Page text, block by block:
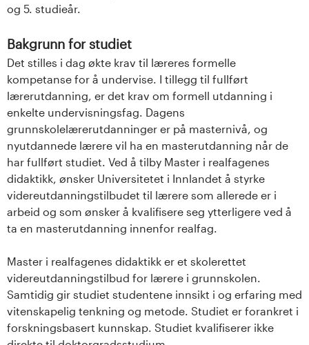
og 5. studieår.
Bakgrunn for studiet
Det stilles i dag økte krav til læreres formelle
kompetanse for å undervise. I tillegg til fullført
lærerutdanning, er det krav om formell utdanning i
enkelte undervisningsfag. Dagens
grunnskolelærerutdanninger er på masternivå, og
nyutdannede lærere vil ha en masterutdanning når de
har fullført studiet. Ved å tilby Master i realfagenes
didaktikk, ønsker Universitetet i Innlandet å styrke
videreutdanningstilbudet til lærere som allerede er i
arbeid og som ønsker å kvalifisere seg ytterligere ved å
ta en masterutdanning innenfor realfag.
Master i realfagenes didaktikk er et skolerettet
videreutdanningstilbud for lærere i grunnskolen.
Samtidig gir studiet studentene innsikt i og erfaring med
vitenskapelig tenkning og metode. Studiet er forankret i
forskningsbasert kunnskap. Studiet kvalifiserer ikke